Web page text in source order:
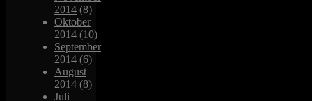
2014 (8)
Oktober
2014 (10)
September
2014 (6)
August
2014 (8)
Juli